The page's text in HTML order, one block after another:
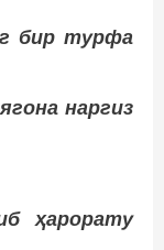
бир турфа
наргиз
ҳарорату